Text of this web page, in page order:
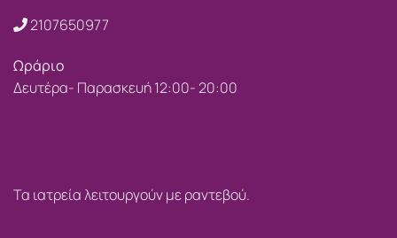
2107650977
Ωράριο
Δευτέρα- Παρασκευή 12:00- 20:00
Τα ιατρεία λειτουργούν με ραντεβού.